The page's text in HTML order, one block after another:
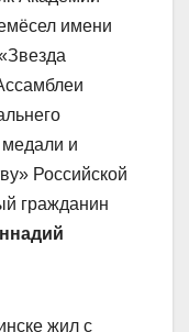
имени
медали и
Российской
гражданин
жил с